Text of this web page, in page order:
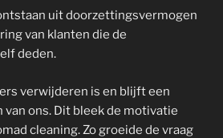
uit doorzettingsvermogen
van klanten die de
deden.
verwijderen is en blijft een
van ons. Dit bleek de motivatie
cleaning. Zo groeide de vraag